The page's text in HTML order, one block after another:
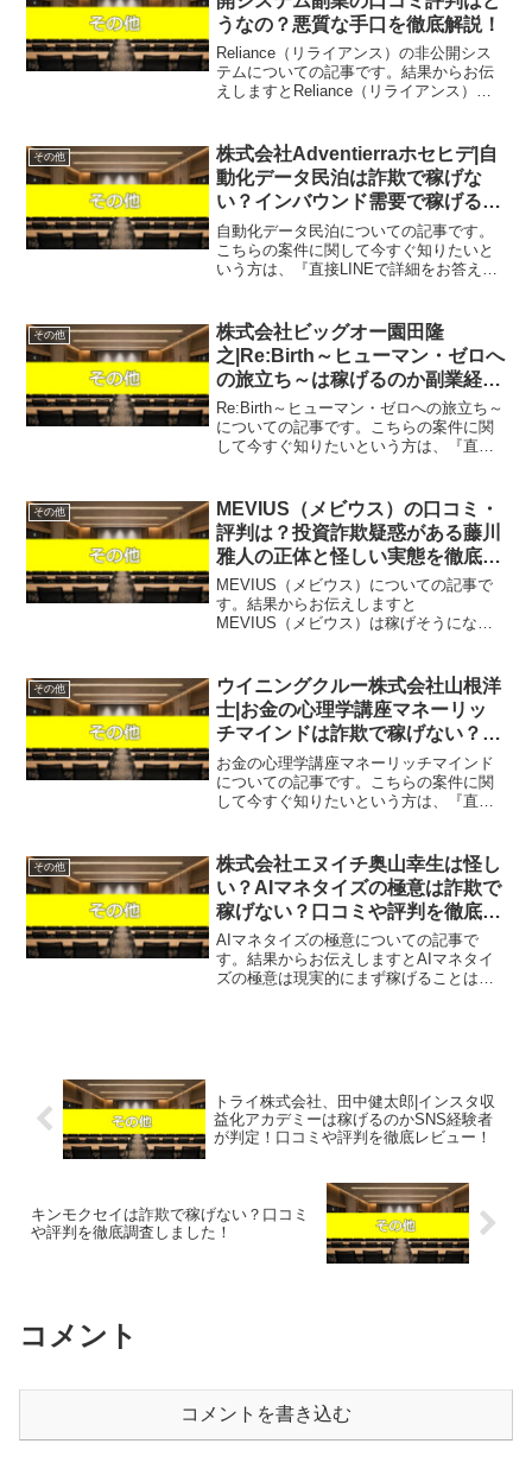
うなの？悪質な手口を徹底解説！
Reliance（リライアンス）の非公開シス
テムについての記事です。結果からお伝
えしますとReliance（リライアンス）の
結果になりました。「毎月30万円の収入
が半永...
その他
株式会社Adventierraホセヒデ|自
動化データ民泊は詐欺で稼げな
い？インバウンド需要で稼げる？
口コミや評判を徹底調査しまし
た！
自動化データ民泊についての記事です。
こちらの案件に関して今すぐ知りたいと
いう方は、『直接LINEで詳細をお答えし
も、自分が実際にやっていて、稼げてい
る案件を無料でお知ら...
その他
株式会社ビッグオー園田隆
之|Re:Birth～ヒューマン・ゼロへ
の旅立ち～は稼げるのか副業経験
者が判定！口コミや評判を徹底レ
ビュー！
Re:Birth～ヒューマン・ゼロへの旅立ち～
についての記事です。こちらの案件に関
して今すぐ知りたいという方は、『直接
えて欲しいという方は、自分が実際にや
っていて、...
その他
MEVIUS（メビウス）の口コミ・
評判は？投資詐欺疑惑がある藤川
雅人の正体と怪しい実態を徹底解
説！
MEVIUS（メビウス）についての記事で
す。結果からお伝えしますと
MEVIUS（メビウス）は稼げそうにな
いという結果になりました。「元手から
毎日数万円の不労所得が手...
その他
ウイニングクルー株式会社山根洋
士|お金の心理学講座マネーリッ
チマインドは詐欺で稼げない？会
社が存在しないって本当？口コミ
や評判を徹底調査しました！
お金の心理学講座マネーリッチマインド
についての記事です。こちらの案件に関
して今すぐ知りたいという方は、『直接
えて欲しいという方にも、自分が実際に
やっていて、稼げてい...
その他
株式会社エヌイチ奥山幸生は怪し
い？AIマネタイズの極意は詐欺で
稼げない？口コミや評判を徹底調
査しました！
AIマネタイズの極意についての記事で
す。結果からお伝えしますとAIマネタイ
ズの極意は現実的にまず稼げることはな
トライ株式会社、田中健太郎|インスタ収
益化アカデミーは稼げるのかSNS経験者
が判定！口コミや評判を徹底レビュー！
キンモクセイは詐欺で稼げない？口コミ
や評判を徹底調査しました！
コメント
コメントを書き込む